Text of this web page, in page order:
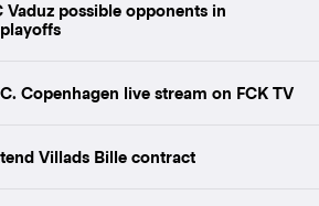
Vaduz possible opponents in
Copenhagen live stream on FCK TV
Villads Bille contract